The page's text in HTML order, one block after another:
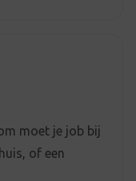
moet je job bij
of een